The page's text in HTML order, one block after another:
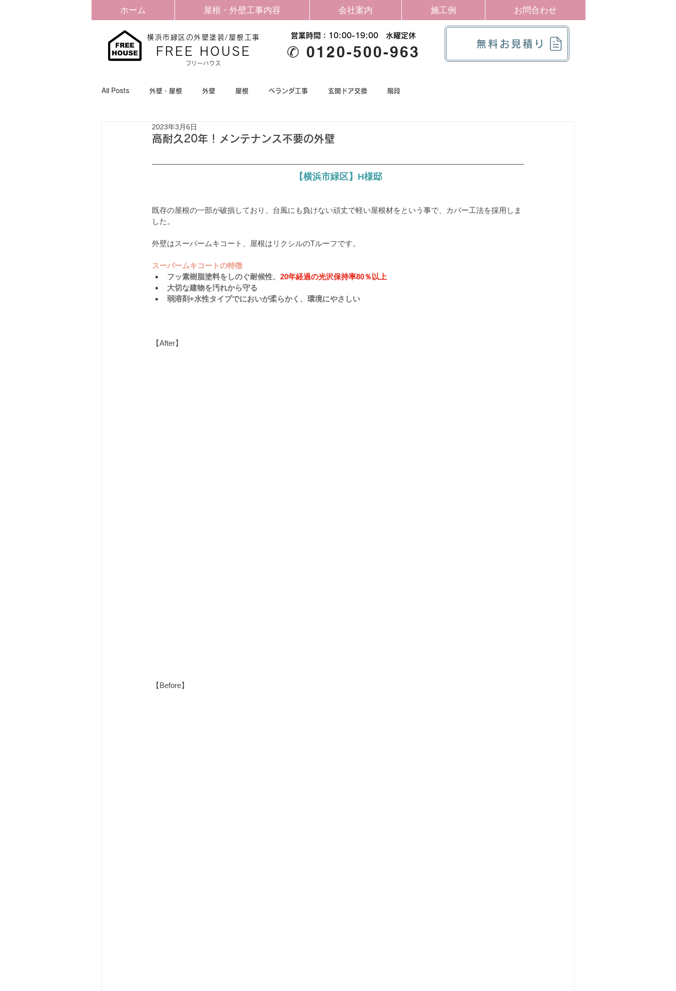
ホーム 屋根・外壁工事内容 会社案内 施工例 お問合わせ
横浜市緑区の外壁塗装/屋根工事
​FREE HOUSE
​フリーハウス
営業時間：10:00-19:00​ 水曜定休
✆ 0120-500-963 無料お見積り
All Posts 外壁・屋根 外壁 屋根 ベランダ工事 玄関ドア交換 階段
高耐久20年！メンテナンス不要の外壁
2023年3月6日
【横浜市緑区】H様邸
既存の屋根の一部が破損しており、台風にも負けない頑丈で軽い屋根材をという事で、カバー工法を採用しま
した。
外壁はスーパームキコート、屋根はリクシルのTルーフです。
スーパームキコートの特徴
フッ素樹脂塗料をしのぐ耐候性、 20年経過の光沢保持率80％以上
大切な建物を汚れから守る
弱溶剤+水性タイプでにおいが柔らかく、環境にやさしい
【After】
【Before】